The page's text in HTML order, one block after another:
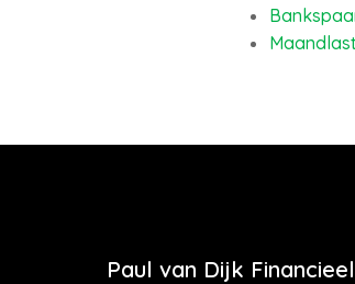
Paul van Dijk Financieel